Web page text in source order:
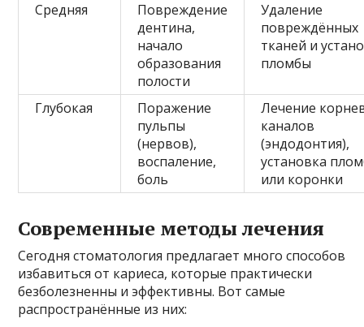
Средняя
Повреждение
дентина,
начало
образования
полости
Удаление
повреждённых
тканей и
пломбы
Глубокая
Поражение
пульпы
(нервов),
воспаление,
боль
Лечение
каналов
(эндодонтия),
установка
или коронки
Современные методы лечения
Сегодня стоматология предлагает много способов
избавиться от кариеса, которые практически
безболезненны и эффективны. Вот самые
распространённые из них: